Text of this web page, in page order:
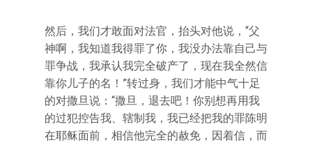
然后，我们才敢面对法官，抬头对他说，“父
神啊，我知道我得罪了你，我没办法靠自己与
罪争战，我承认我完全破产了，现在我全然信
靠你儿子的名！”转过身，我们才能中气十足
的对撒旦说：“撒旦，退去吧！你别想再用我
的过犯控告我、辖制我，我已经把我的罪陈明
在耶稣面前，相信他完全的赦免，因着信，而